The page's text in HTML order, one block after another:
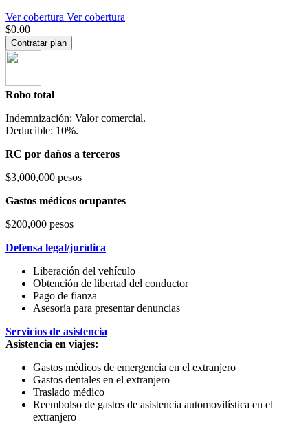
Ver cobertura Ver cobertura
$0.00
Contratar plan
Robo total
Indemnización: Valor comercial.
Deducible: 10%.
RC por daños a terceros
$3,000,000 pesos
Gastos médicos ocupantes
$200,000 pesos
Defensa legal/jurídica
Liberación del vehículo
Obtención de libertad del conductor
Pago de fianza
Asesoría para presentar denuncias
Servicios de asistencia
Asistencia en viajes:
Gastos médicos de emergencia en el extranjero
Gastos dentales en el extranjero
Traslado médico
Reembolso de gastos de asistencia automovilística en el
extranjero